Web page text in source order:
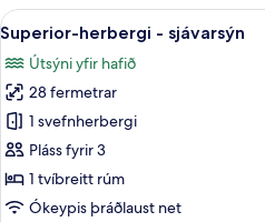
sjávarsýn
Skoða
allar
myndir
fyrir
Superior-
herbergi
-
sjávarsýn
9
Superior-herbergi - sjávarsýn
Útsýni yfir hafið
28 fermetrar
1 svefnherbergi
Pláss fyrir 3
1 tvíbreitt rúm
Ókeypis þráðlaust net